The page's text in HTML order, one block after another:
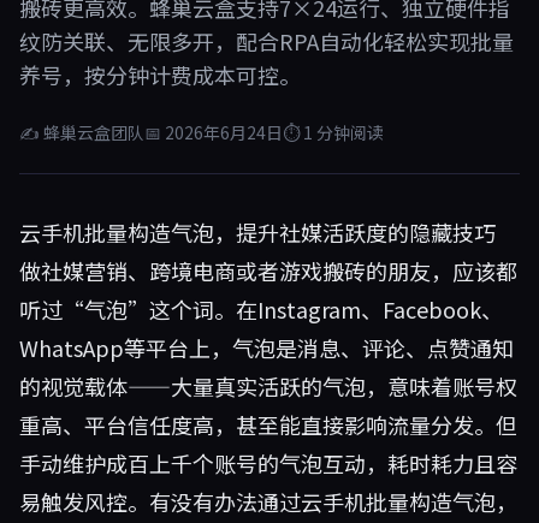
搬砖更高效。蜂巢云盒支持7×24运行、独立硬件指
纹防关联、无限多开，配合RPA自动化轻松实现批量
养号，按分钟计费成本可控。
✍ 蜂巢云盒团队📅 2026年6月24日⏱ 1 分钟阅读
云手机批量构造气泡，提升社媒活跃度的隐藏技巧
做社媒营销、跨境电商或者游戏搬砖的朋友，应该都
听过“气泡”这个词。在Instagram、Facebook、
WhatsApp等平台上，气泡是消息、评论、点赞通知
的视觉载体——大量真实活跃的气泡，意味着账号权
重高、平台信任度高，甚至能直接影响流量分发。但
手动维护成百上千个账号的气泡互动，耗时耗力且容
易触发风控。有没有办法通过云手机批量构造气泡，